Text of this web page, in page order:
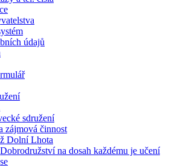
údajů
sdružení
zájmová činnost
Dolní Lhota
Dobrodružství na dosah každému je učení
se